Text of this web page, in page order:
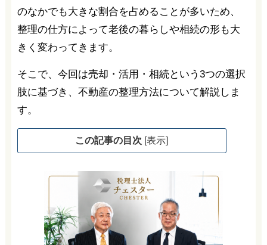
のなかでも大きな割合を占めることが多いため、
整理の仕方によって老後の暮らしや相続の形も大
きく変わってきます。
そこで、今回は売却・活用・相続という3つの選択
肢に基づき、不動産の整理方法について解説しま
す。
この記事の目次 [表示]